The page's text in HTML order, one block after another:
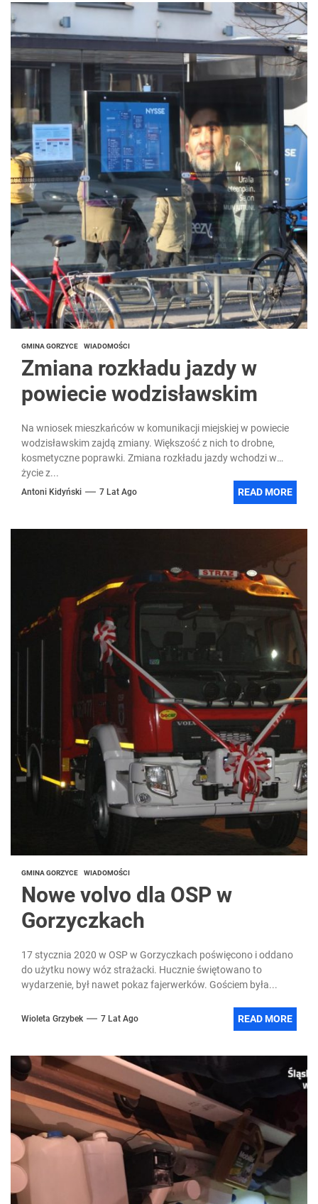
GMINA GORZYCE WIADOMOŚCI
Zmiana rozkładu jazdy w
powiecie wodzisławskim
Na wniosek mieszkańców w komunikacji miejskiej w powiecie
wodzisławskim zajdą zmiany. Większość z nich to drobne,
kosmetyczne poprawki. Zmiana rozkładu jazdy wchodzi w
życie z...
Antoni Kidyński 7 Lat Ago READ MORE
GMINA GORZYCE WIADOMOŚCI
Nowe volvo dla OSP w
Gorzyczkach
17 stycznia 2020 w OSP w Gorzyczkach poświęcono i oddano
do użytku nowy wóz strażacki. Hucznie świętowano to
wydarzenie, był nawet pokaz fajerwerków. Gościem była...
Wioleta Grzybek 7 Lat Ago READ MORE